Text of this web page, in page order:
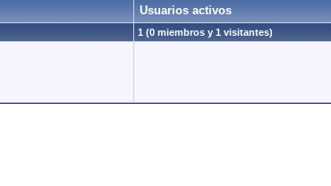
Usuarios activos
1 (0 miembros y 1 visitantes)